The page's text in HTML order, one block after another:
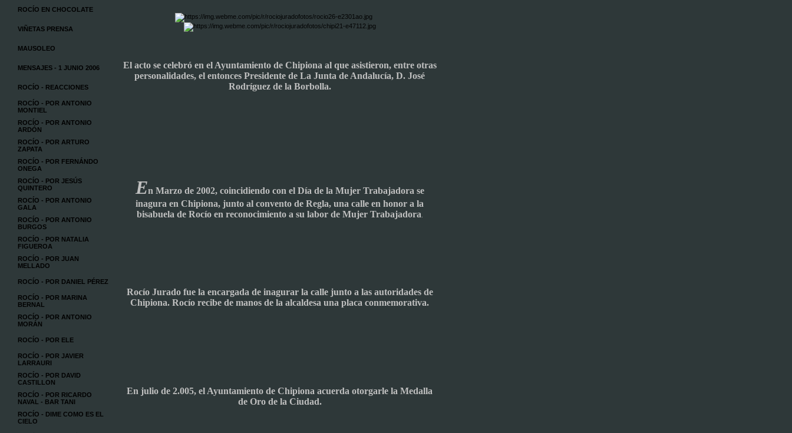
ROCÍO EN CHOCOLATE
VIÑETAS PRENSA
MAUSOLEO
MENSAJES - 1 JUNIO 2006
ROCÍO - REACCIONES
ROCÍO - POR ANTONIO
MONTIEL
ROCÍO - POR ANTONIO
ARDÓN
ROCÍO - POR ARTURO
ZAPATA
ROCÍO - POR FERNÁNDO
ONEGA
ROCÍO - POR JESÚS
QUINTERO
ROCÍO - POR ANTONIO
GALA
ROCÍO - POR ANTONIO
BURGOS
ROCÍO - POR NATALIA
FIGUEROA
ROCÍO - POR JUAN
MELLADO
ROCÍO - POR DANIEL PÉREZ
ROCÍO - POR MARINA
BERNAL
ROCÍO - POR ANTONIO
MORÁN
ROCÍO - POR ELE
ROCÍO - POR JAVIER
LARRAURI
ROCÍO - POR DAVID
CASTILLON
ROCÍO - POR RICARDO
NAVAL - BAR TANI
ROCÍO - DIME COMO ES EL
CIELO
El acto se celebró en el Ayuntamiento de Chipiona al que asistieron, entre otras
personalidades, el entonces Presidente de La Junta de Andalucía, D. José
Rodríguez de la Borbolla.
En Marzo de 2002, coincidiendo con el Día de la Mujer Trabajadora se
inagura en Chipiona, junto al convento de Regla, una calle en honor a la
bisabuela de Rocío en reconocimiento a su labor de Mujer Trabajadora
Rocío Jurado fue la encargada de inagurar la calle junto a las autoridades de
Chipiona. Rocío recibe de manos de la alcaldesa una placa conmemorativa.
En julio de 2.005, el Ayuntamiento de Chipiona acuerda otorgarle la Medalla
de Oro de la Ciudad.